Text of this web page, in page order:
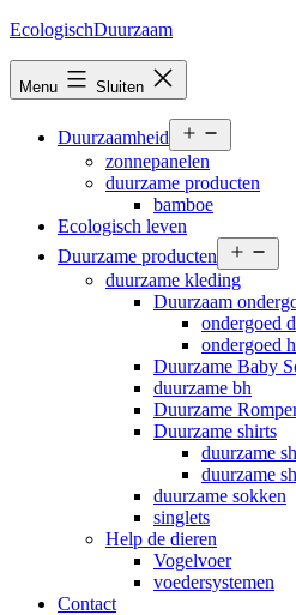
Ga
inhoud
EcologischDuurzaam
Menu Sluiten
Duurzaamheid
menu
zonnepanelen
duurzame producten
bamboe
Ecologisch leven
Duurzame producten
duurzame kleding
Duurzaam
ondergoed
ondergoed
Duurzame Baby
duurzame bh
Duurzame
Duurzame shirts
duurzame
duurzame
duurzame sokken
singlets
Help de dieren
Vogelvoer
voedersystemen
Contact